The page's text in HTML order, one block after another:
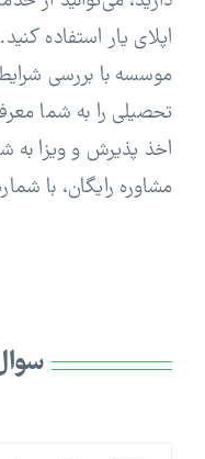
اپلای یار استفاده
موسسه با بررسی
تحصیلی را به شما
اخذ پذیرش و ویزا به
مشاوره رایگان، با شماره ۰۲۱۸۷۷۰۰۹۱۳ تماس